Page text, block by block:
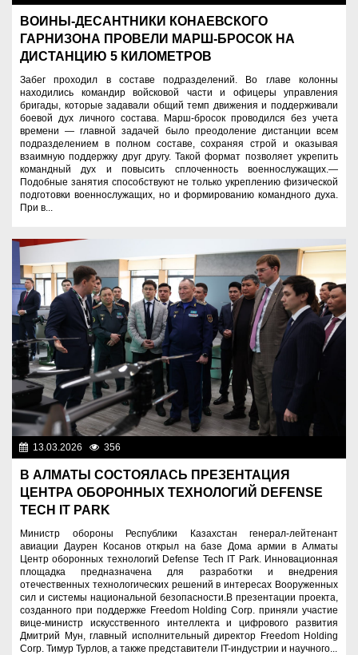
ВОИНЫ-ДЕСАНТНИКИ КОНАЕВСКОГО
ГАРНИЗОНА ПРОВЕЛИ МАРШ-БРОСОК НА
ДИСТАНЦИЮ 5 КИЛОМЕТРОВ
Забег проходил в составе подразделений. Во главе колонны
находились командир войсковой части и офицеры управления
бригады, которые задавали общий темп движения и поддерживали
боевой дух личного состава. Марш-бросок проводился без учета
времени — главной задачей было преодоление дистанции всем
подразделением в полном составе, сохраняя строй и оказывая
взаимную поддержку друг другу. Такой формат позволяет укрепить
командный дух и повысить сплоченность военнослужащих.—
Подобные занятия способствуют не только укреплению физической
подготовки военнослужащих, но и формированию командного духа.
При в...
13.03.2026 356
В АЛМАТЫ СОСТОЯЛАСЬ ПРЕЗЕНТАЦИЯ
ЦЕНТРА ОБОРОННЫХ ТЕХНОЛОГИЙ DEFENSE
TECH IT PARK
Министр обороны Республики Казахстан генерал-лейтенант
авиации Даурен Косанов открыл на базе Дома армии в Алматы
Центр оборонных технологий Defense Tech IT Park. Инновационная
площадка предназначена для разработки и внедрения
отечественных технологических решений в интересах Вооруженных
сил и системы национальной безопасности.В презентации проекта,
созданного при поддержке Freedom Holding Corp. приняли участие
вице-министр искусственного интеллекта и цифрового развития
Дмитрий Мун, главный исполнительный директор Freedom Holding
Corp. Тимур Турлов, а также представители IT-индустрии и научного...